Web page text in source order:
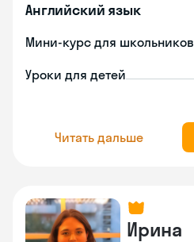
Английский язык
Мини-курс для школьников
Уроки для детей
Читать дальше
Ирина